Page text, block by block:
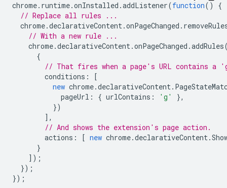
chrome. runtime.onInstalled .addListener(function()
{
// Replace all rules ...
chrome.declarativeContent.onPageChanged .
// With a new rule ...
chrome.declarativeContent.onPageChanged .addRules
{
// That fires when a page's URL contains
conditions :
[
new chrome.declarativeContent.
pageUrl : { urlContains : 'g'
},
})
],
// And shows the extension's page action.
actions : [ new chrome.declarativeContent.
}
]);
});
});